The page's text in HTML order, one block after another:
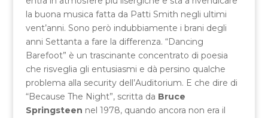
la buona musica fatta da Patti Smith negli ultimi
vent’anni. Sono però indubbiamente i brani degli
anni Settanta a fare la differenza. “Dancing
Barefoot” è un trascinante concentrato di poesia
che risveglia gli entusiasmi e dà persino qualche
problema alla security dell’Auditorium. E che dire di
“Because The Night”, scritta da Bruce
Springsteen nel 1978, quando ancora non era il